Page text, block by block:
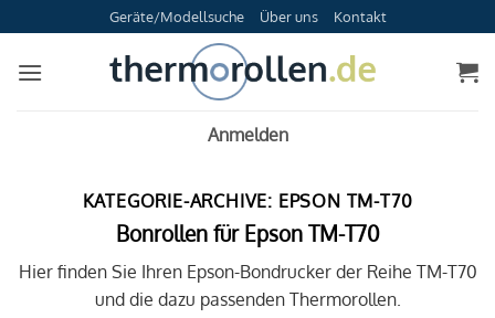
Inhalt
springen
Geräte/Modellsuche Über uns Kontakt
Anmelden
KATEGORIE-ARCHIVE: EPSON TM-T70
Bonrollen für Epson TM-T70
Hier finden Sie Ihren Epson-Bondrucker der Reihe TM-T70
und die dazu passenden Thermorollen.